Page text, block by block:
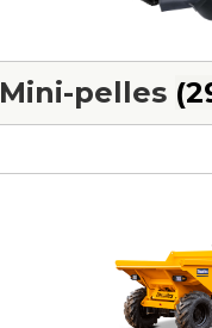
Mini-pelles